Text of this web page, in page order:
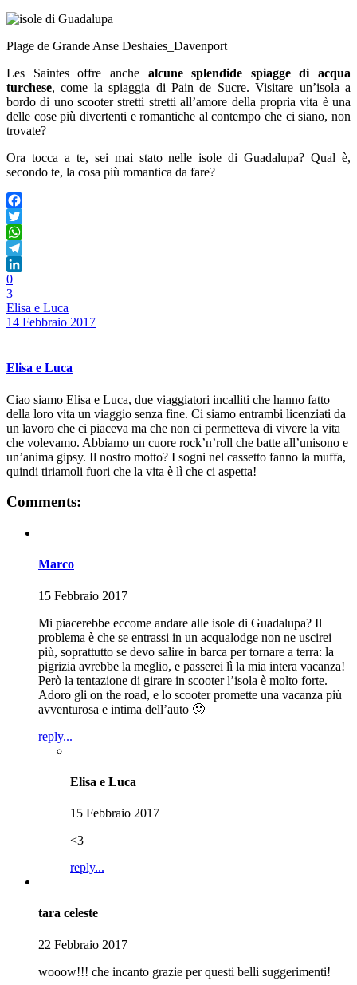
Plage de Grande Anse Deshaies_Davenport
Les Saintes offre anchealcune splendide spiagge di acqua
turchese, come la spiaggia di Pain de Sucre. Visitare un’isola a
bordo di uno scooter stretti stretti all’amore della propria vita è una
delle cose più divertenti e romantiche al contempo che ci siano, non
trovate?
Ora tocca a te, sei mai stato nelle isole di Guadalupa? Qual è,
secondo te, la cosa più romantica da fare?
Facebook
Twitter
WhatsApp
Telegram
LinkedIn
0
3
Elisa e Luca
14 Febbraio 2017
Elisa e Luca
Ciao siamo Elisa e Luca, due viaggiatori incalliti che hanno fatto
della loro vita un viaggio senza fine. Ci siamo entrambi licenziati da
un lavoro che ci piaceva ma che non ci permetteva di vivere la vita
che volevamo. Abbiamo un cuore rock’n’roll che batte all’unisono e
un’anima gipsy. Il nostro motto? I sogni nel cassetto fanno la muffa,
quindi tiriamoli fuori che la vita è lì che ci aspetta!
Comments:
Marco
15 Febbraio 2017
Mi piacerebbe eccome andare alle isole di Guadalupa? Il
problema è che se entrassi in un acqualodge non ne uscirei
più, soprattutto se devo salire in barca per tornare a terra: la
pigrizia avrebbe la meglio, e passerei lì la mia intera vacanza!
Però la tentazione di girare in scooter l’isola è molto forte.
Adoro gli on the road, e lo scooter promette una vacanza più
avventurosa e intima dell’auto 🙂
reply...
Elisa e Luca
15 Febbraio 2017
<3
reply...
tara celeste
22 Febbraio 2017
wooow!!! che incanto grazie per questi belli suggerimenti!